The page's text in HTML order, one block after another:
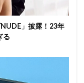
」披露！23年
る